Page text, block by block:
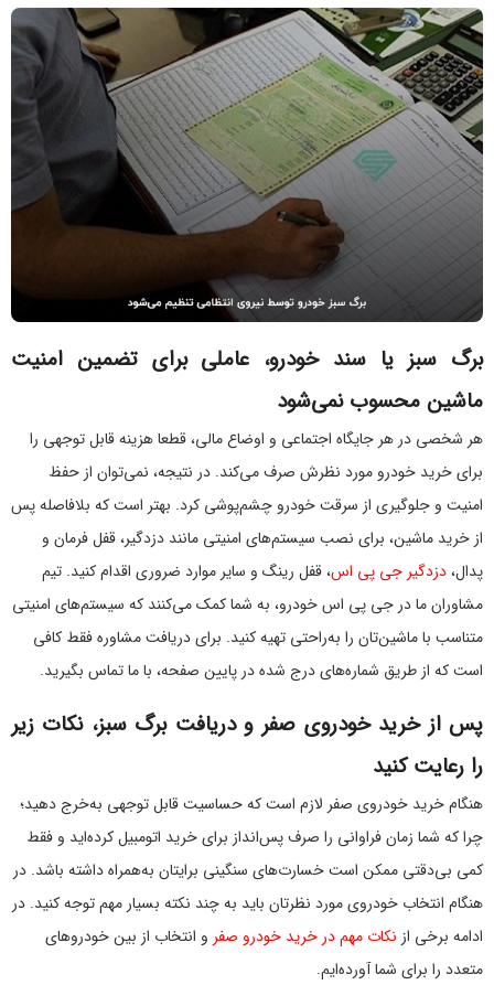
برگ سبز یا سند خودرو، عاملی برای تضمین امنیت
ماشین محسوب نمی‌شود
هر شخصی در هر جایگاه اجتماعی و اوضاع مالی، قطعا هزینه قابل توجهی را
برای خرید خودرو مورد نظرش صرف می‌کند. در نتیجه، نمی‌توان از حفظ
امنیت و جلوگیری از سرقت خودرو چشم‌پوشی کرد. بهتر است که بلافاصله پس
از خرید ماشین، برای نصب سیستم‌های امنیتی مانند دزدگیر، قفل فرمان و
پدال،دزدگیر جی پی اس، قفل رینگ و سایر موارد ضروری اقدام کنید. تیم
مشاوران ما در جی پی اس خودرو، به شما کمک می‌کنند که سیستم‌های امنیتی
متناسب با ماشین‌تان را به‌راحتی تهیه کنید. برای دریافت مشاوره فقط کافی
است که از طریق شماره‌های درج شده در پایین صفحه، با ما تماس بگیرید.
پس از خرید خودروی صفر و دریافت برگ سبز، نکات زیر
را رعایت کنید
هنگام خرید خودروی صفر لازم است که حساسیت قابل توجهی به‌خرج دهید؛
چرا که شما زمان فراوانی را صرف پس‌انداز برای خرید اتومبیل کرده‌اید و فقط
کمی بی‌دقتی ممکن است خسارت‌های سنگینی برایتان به‌همراه داشته باشد. در
هنگام انتخاب خودروی مورد نظرتان باید به چند نکته بسیار مهم توجه کنید. در
ادامه برخی از نکات مهم در خرید خودرو صفر و انتخاب از بین خودروهای
متعدد را برای شما آورده‌ایم.